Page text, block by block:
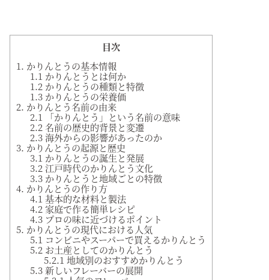
目次
1. かりんとうの基本情報
1.1 かりんとうとは何か
1.2 かりんとうの種類と特徴
1.3 かりんとうの栄養価
2. かりんとう名前の由来
2.1 「かりんとう」という名前の意味
2.2 名前の歴史的背景と変遷
2.3 海外からの影響があったのか
3. かりんとうの起源と歴史
3.1 かりんとうの誕生と発展
3.2 江戸時代のかりんとう文化
3.3 かりんとうと地域ごとの特徴
4. かりんとうの作り方
4.1 基本的な材料と製法
4.2 家庭で作る簡単レシピ
4.3 プロの味に近づけるポイント
5. かりんとうの現代における人気
5.1 コンビニやスーパーで買えるかりんとう
5.2 お土産としてのかりんとう
5.2.1 地域別のおすすめかりんとう
5.3 新しいフレーバーの展開